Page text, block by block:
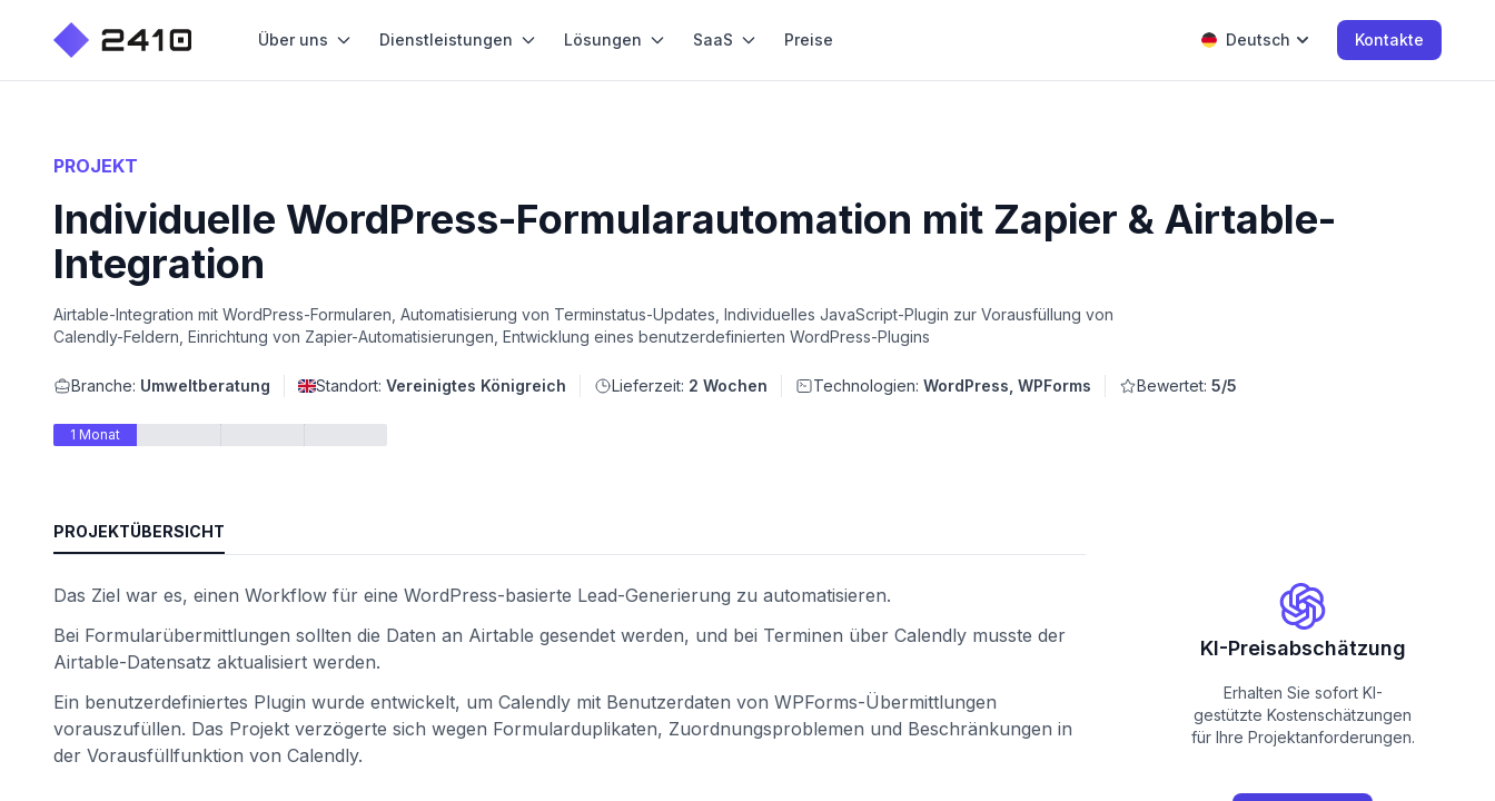
Über uns Dienstleistungen Lösungen SaaS Preise Deutsch Kontakte
PROJEKT
Individuelle WordPress-Formularautomation mit Zapier & Airtable-
Integration
Airtable-Integration mit WordPress-Formularen, Automatisierung von Terminstatus-Updates, Individuelles JavaScript-Plugin zur Vorausfüllung von
Calendly-Feldern, Einrichtung von Zapier-Automatisierungen, Entwicklung eines benutzerdefinierten WordPress-Plugins
Branche: Umweltberatung Standort: Vereinigtes Königreich Lieferzeit: 2 Wochen Technologien: WordPress, WPForms Bewertet: 5/5
1 Monat
PROJEKTÜBERSICHT
Das Ziel war es, einen Workflow für eine WordPress-basierte Lead-Generierung zu automatisieren.
Bei Formularübermittlungen sollten die Daten an Airtable gesendet werden, und bei Terminen über Calendly musste der
Airtable-Datensatz aktualisiert werden.
Ein benutzerdefiniertes Plugin wurde entwickelt, um Calendly mit Benutzerdaten von WPForms-Übermittlungen
vorauszufüllen. Das Projekt verzögerte sich wegen Formularduplikaten, Zuordnungsproblemen und Beschränkungen in
der Vorausfüllfunktion von Calendly.
KI-Preisabschätzung
Erhalten Sie sofort KI-
gestützte Kostenschätzungen
für Ihre Projektanforderungen.